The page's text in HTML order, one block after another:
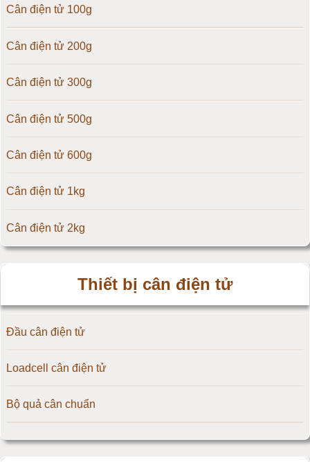
Cân điện tử OCS
Cân điện tử Digi
Cân điện tử TNP Scacle
Cân điện tử CAS Hàn Quốc
Cân điện tử Yaohua
Cân điện tử Amcells
Đầu cân điện tử Flintec
Cân điện tử 100g
Cân điện tử 200g
Cân điện tử 300g
Cân điện tử 500g
Cân điện tử 600g
Cân điện tử 1kg
Cân điện tử 2kg
Cân điện tử 10kg
Cân điện tử 15kg
Cân điện tử 20kg
Cân điện tử 25kg
Thiết bị cân điện tử
Đầu cân điện tử
Loadcell cân điện tử
Bộ quả cân chuẩn